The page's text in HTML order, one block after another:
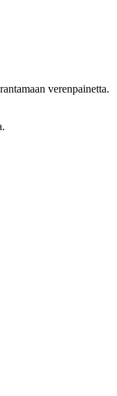
verenpainetta.